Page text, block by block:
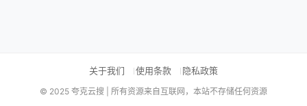
关于我们 使用条款 隐私政策
© 2025 夸克云搜 | 所有资源来自互联网，本站不存储任何资源